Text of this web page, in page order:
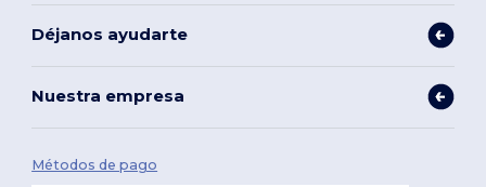
Déjanos ayudarte
Nuestra empresa
Métodos de pago